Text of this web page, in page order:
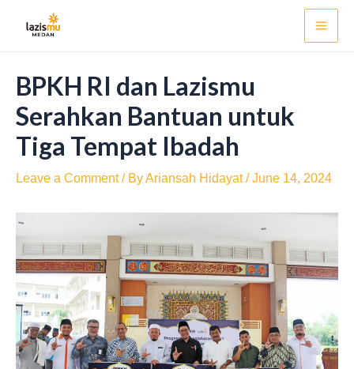
BPKH RI dan Lazismu
Serahkan Bantuan untuk
Tiga Tempat Ibadah
Leave a Comment / ByAriansah Hidayat/June 14, 2024
navigation